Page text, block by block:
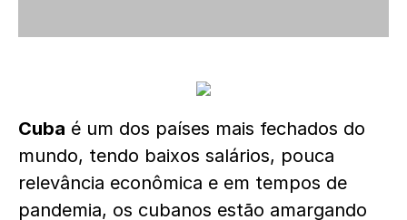
Cuba é um dos países mais fechados do
mundo, tendo baixos salários, pouca
relevância econômica e em tempos de
pandemia, os cubanos estão amargando